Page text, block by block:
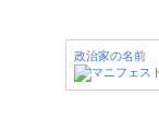
政治家の名前